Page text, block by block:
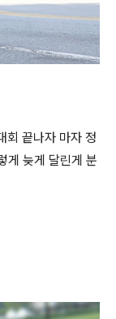
회 끝나자 마자 정
게 늦게 달린게 분